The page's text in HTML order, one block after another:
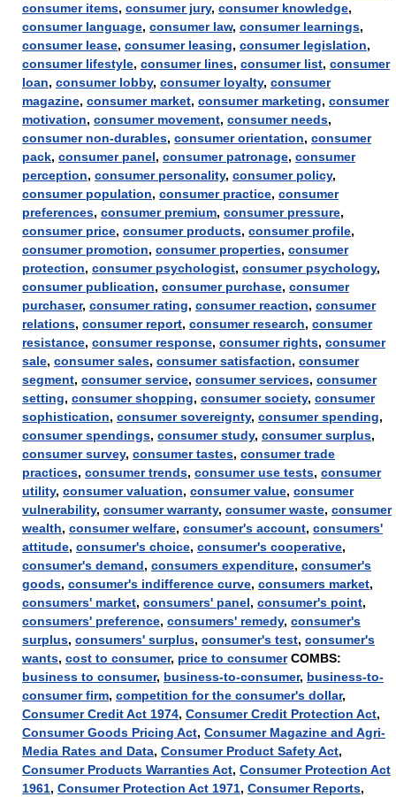
consumer items, consumer jury, consumer knowledge,
consumer language, consumer law, consumer learnings,
consumer lease, consumer leasing, consumer legislation,
consumer lifestyle, consumer lines, consumer list, consumer
loan, consumer lobby, consumer loyalty, consumer
magazine, consumer market, consumer marketing, consumer
motivation, consumer movement, consumer needs,
consumer non-durables, consumer orientation, consumer
pack, consumer panel, consumer patronage, consumer
perception, consumer personality, consumer policy,
consumer population, consumer practice, consumer
preferences, consumer premium, consumer pressure,
consumer price, consumer products, consumer profile,
consumer promotion, consumer properties, consumer
protection, consumer psychologist, consumer psychology,
consumer publication, consumer purchase, consumer
purchaser, consumer rating, consumer reaction, consumer
relations, consumer report, consumer research, consumer
resistance, consumer response, consumer rights, consumer
sale, consumer sales, consumer satisfaction, consumer
segment, consumer service, consumer services, consumer
setting, consumer shopping, consumer society, consumer
sophistication, consumer sovereignty, consumer spending,
consumer spendings, consumer study, consumer surplus,
consumer survey, consumer tastes, consumer trade
practices, consumer trends, consumer use tests, consumer
utility, consumer valuation, consumer value, consumer
vulnerability, consumer warranty, consumer waste, consumer
wealth, consumer welfare, consumer's account, consumers'
attitude, consumer's choice, consumer's cooperative,
consumer's demand, consumers expenditure, consumer's
goods, consumer's indifference curve, consumers market,
consumers' market, consumers' panel, consumer's point,
consumers' preference, consumers' remedy, consumer's
surplus, consumers' surplus, consumer's test, consumer's
wants, cost to consumer, price to consumerCOMBS:
business to consumer, business-to-consumer, business-to-
consumer firm, competition for the consumer's dollar,
Consumer Credit Act 1974, Consumer Credit Protection Act,
Consumer Goods Pricing Act, Consumer Magazine and Agri-
Media Rates and Data, Consumer Product Safety Act,
Consumer Products Warranties Act, Consumer Protection Act
1961, Consumer Protection Act 1971, Consumer Reports,